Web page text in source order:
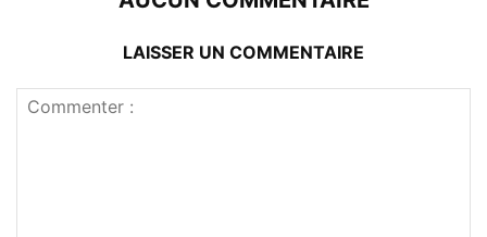
LAISSER UN COMMENTAIRE